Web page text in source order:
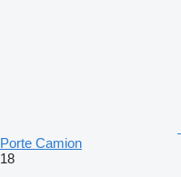
Porte Camion
18